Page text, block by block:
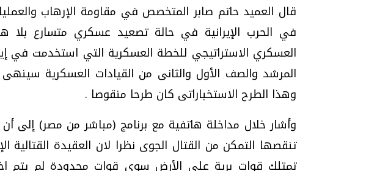
قال العميد حاتم صابر المتخصص في مقاومة الإرهاب
في الحرب الإيرانية في حالة تصعيد عسكري متسارع
العسكري الاستراتيجي للخطة العسكرية التي استخدمت في
المرشد والصف الأول والثانى من القيادات العسكرية سينهى
وهذا الطرح الاستخباراتى كان طرحا منقوصا .
وأشار خلال مداخلة هاتفية مع برنامج (مباشر من مصر) إلى أن
تنقصها التمكن من القتال الجوى نظرا لان العقيدة القتالية
تمتلك قوات برية على الأرض سوى قوات محدودة لم يتم
تحقيقات وحوارات
فيديو.. الإعلام الرقمي.. تقنيات واعدة
وتحديات هائلة
تحقيقات وحوارات
موجات الطقس الساخنة.. لماذا تحدث وكيف